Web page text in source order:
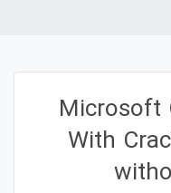
Microsoft
With